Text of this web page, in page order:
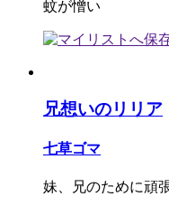
蚊が憎い
兄想いのリリア
七草ゴマ
妹、兄のために頑